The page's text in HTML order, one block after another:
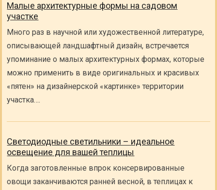
Малые архитектурные формы на садовом
участке
Много раз в научной или художественной литературе,
описывающей ландшафтный дизайн, встречается
упоминание о малых архитектурных формах, которые
можно применить в виде оригинальных и красивых
«пятен» на дизайнерской «картинке» территории
участка….
Светодиодные светильники – идеальное
освещение для вашей теплицы
Когда заготовленные впрок консервированные
овощи заканчиваются ранней весной, в теплицах к